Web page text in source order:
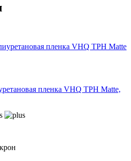
пленка VHQ TPH Matte,